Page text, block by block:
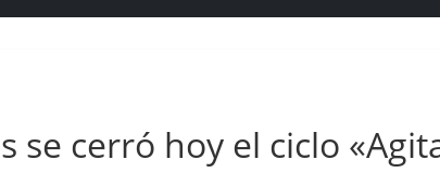
se cerró hoy el ciclo